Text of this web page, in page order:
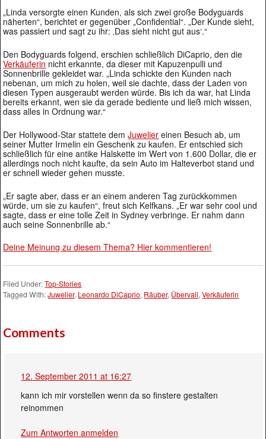
„Linda versorgte einen Kunden, als sich zwei große Bodyguards
näherten“, berichtet er gegenüber „Confidential“. „Der Kunde sieht,
was passiert und sagt zu ihr: ‚Das sieht nicht gut aus‘.“
Den Bodyguards folgend, erschien schließlich DiCaprio, den die
Verkäuferin nicht erkannte, da dieser mit Kapuzenpulli und
Sonnenbrille gekleidet war. „Linda schickte den Kunden nach
nebenan, um mich zu holen, weil sie dachte, dass der Laden von
diesen Typen ausgeraubt werden würde. Bis ich da war, hat Linda
bereits erkannt, wen sie da gerade bediente und ließ mich wissen,
dass alles in Ordnung war.“
Der Hollywood-Star stattete demJuwelier einen Besuch ab, um
seiner Mutter Irmelin ein Geschenk zu kaufen. Er entschied sich
schließlich für eine antike Halskette im Wert von 1.600 Dollar, die er
allerdings noch nicht kaufte, da sein Auto im Halteverbot stand und
er schnell wieder gehen musste.
„Er sagte aber, dass er an einem anderen Tag zurückkommen
würde, um sie zu kaufen“, freut sich Kelfkans. „Er war sehr cool und
sagte, dass er eine tolle Zeit in Sydney verbringe. Er nahm dann
auch seine Sonnenbrille ab.“
Deine Meinung zu diesem Thema? Hier kommentieren!
Filed Under:Top-Stories
Tagged With:Juwelier, Leonardo DiCaprio, Räuber, Übervall,Verkäuferin
Comments
12. September 2011 at 16:27
kann ich mir vorstellen wenn da so finstere gestalten
reinommen
Zum Antworten anmelden